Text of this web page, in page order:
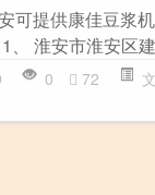
可提供康佳豆浆
、 淮安市淮安区
0 72